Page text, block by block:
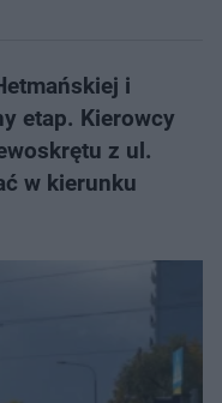
i
etap. Kierowcy
z ul.
w kierunku